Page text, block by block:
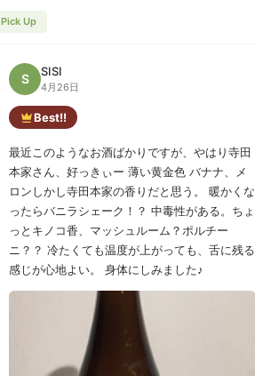
Pick Up
S SISI
4月26日
Best!!
最近このようなお酒ばかりですが、やはり寺田
本家さん、好っきぃー 薄い黄金色 バナナ、メ
ロンしかし寺田本家の香りだと思う。 暖かくな
ったらバニラシェーク！？ 中毒性がある。ちょ
っとキノコ香、マッシュルーム？ポルチー
ニ？？ 冷たくても温度が上がっても、舌に残る
感じが心地よい。 身体にしみました♪